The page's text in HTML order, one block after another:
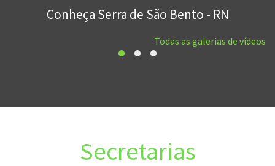
Conheça Serra de São Bento - RN
Todas as galerias de vídeos
Secretarias